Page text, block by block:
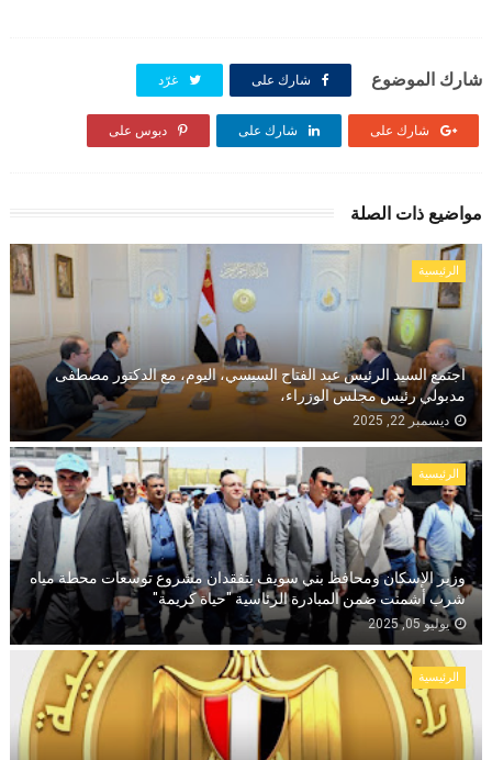
شارك الموضوع شارك على غرّد
شارك على شارك على دبوس على
مواضيع ذات الصلة
الرئيسية
اجتمع السيد الرئيس عبد الفتاح السيسي، اليوم، مع الدكتور مصطفى
مدبولي رئيس مجلس الوزراء،
ديسمبر 22, 2025
الرئيسية
وزير الإسكان ومحافظ بني سويف يتفقدان مشروع توسعات محطة مياه
شرب أشمنت ضمن المبادرة الرئاسية "حياة كريمة"
يوليو 05, 2025
الرئيسية